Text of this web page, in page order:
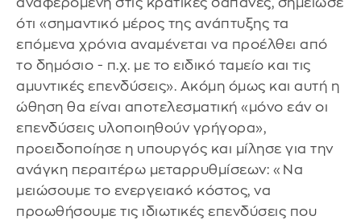
αναφερόμενη στις κρατικές δαπάνες, σημείωσε
ότι «σημαντικό μέρος της ανάπτυξης τα
επόμενα χρόνια αναμένεται να προέλθει από
το δημόσιο - π.χ. με το ειδικό ταμείο και τις
αμυντικές επενδύσεις». Ακόμη όμως και αυτή η
ώθηση θα είναι αποτελεσματική «μόνο εάν οι
επενδύσεις υλοποιηθούν γρήγορα»,
προειδοποίησε η υπουργός και μίλησε για την
ανάγκη περαιτέρω μεταρρυθμίσεων: «Να
μειώσουμε το ενεργειακό κόστος, να
προωθήσουμε τις ιδιωτικές επενδύσεις που